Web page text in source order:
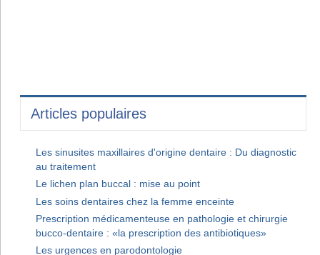
Articles populaires
Les sinusites maxillaires d'origine dentaire : Du diagnostic
au traitement
Le lichen plan buccal : mise au point
Les soins dentaires chez la femme enceinte
Prescription médicamenteuse en pathologie et chirurgie
bucco-dentaire : «la prescription des antibiotiques»
Les urgences en parodontologie